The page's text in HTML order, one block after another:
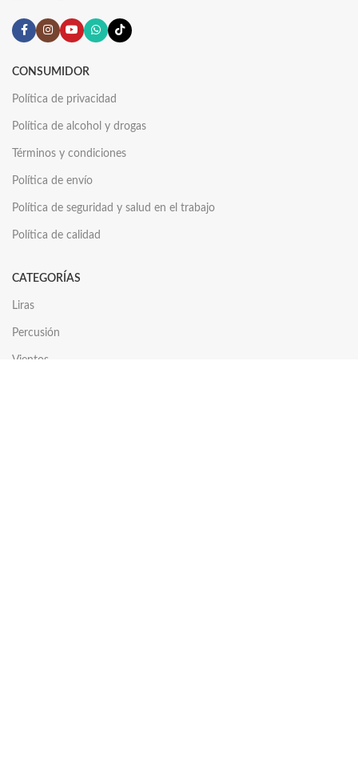
CONSUMIDOR
Política de privacidad
Política de alcohol y drogas
Términos y condiciones
Política de envío
Política de seguridad y salud en el trabajo
Política de calidad
CATEGORÍAS
Liras
Percusión
Vientos